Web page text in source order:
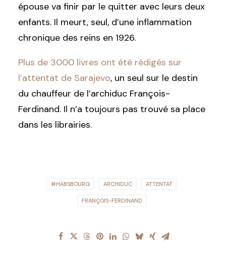
épouse va finir par le quitter avec leurs deux
enfants. Il meurt, seul, d’une inflammation
chronique des reins en 1926.
Plus de 3000 livres ont été rédigés sur
l’attentat de Sarajevo, un seul sur le destin
du chauffeur de l’archiduc François-
Ferdinand. Il n’a toujours pas trouvé sa place
dans les librairies.
#HABSBOURG ARCHIDUC ATTENTAT
FRANÇOIS-FERDINAND